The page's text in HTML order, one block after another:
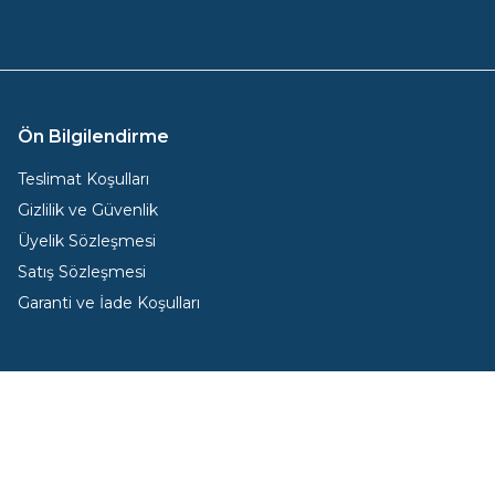
Ön Bilgilendirme
Teslimat Koşulları
Gizlilik ve Güvenlik
Üyelik Sözleşmesi
Satış Sözleşmesi
Garanti ve İade Koşulları